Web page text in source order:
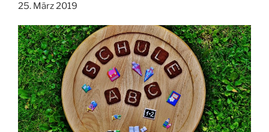
25. März 2019